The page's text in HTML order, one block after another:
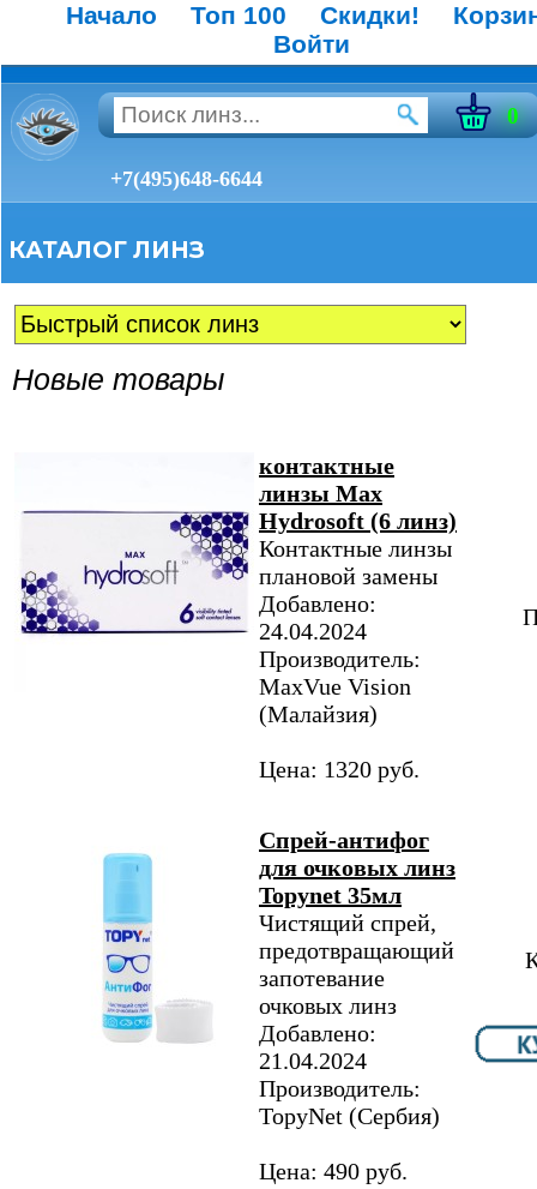
Начало Топ 100 Скидки!
Войти
0
+7(495)648-6644
КАТАЛОГ ЛИНЗ
Новые товары
контактные
линзы Max
Hydrosoft (6 линз)
Контактные линзы
плановой замены
Добавлено:
24.04.2024
Производитель:
MaxVue Vision
(Малайзия)
Цена: 1320 руб.
Спрей-антифог
для очковых линз
Topynet 35мл
Чистящий спрей,
предотвращающий
запотевание
очковых линз
Добавлено:
21.04.2024
Производитель:
TopyNet​ (Сербия)
Цена: 490 руб.